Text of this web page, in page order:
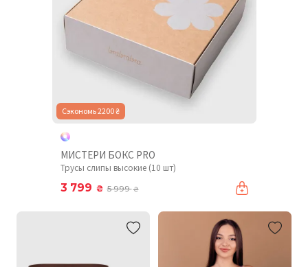
Сэкономь 2200 ₴
МИСТЕРИ БОКС PRO
Трусы слипы высокие (10 шт)
3 799 ₴ 5 999₴